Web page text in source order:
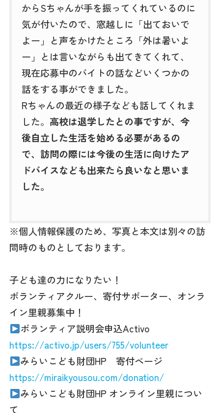
からSちゃんが手を振ってくれているのに
気が付いたので、窓越しに「出ておいで
よー」と声をかけたところ「外は暑いよ
ー」とは言いながらも出てきてくれて、
現在応募中のバイトの話などいくつかの
話をする事ができました。
Rちゃんの最近の様子なども話してくれま
した。 高校は退学したとの事ですが、今
後自立した生活を始める必要があるの
で、訪問の際には今後の生活に向けたア
ドバイスなども出来たら良いなと思いま
した。
※個人情報保護のため、写真と本文は別々の訪
問時のものとしております。
子ども達の力になりたい！
ボランティアクルー、寄付サポーター、オンラ
イン里親募集中！
ボランティア説明会申込Activo
https://activo.jp/users/755/volunteer
みらいこども財団HP 寄付ページ
https://miraikyousou.com/donation/
みらいこども財団HP オンライン里親につい
て